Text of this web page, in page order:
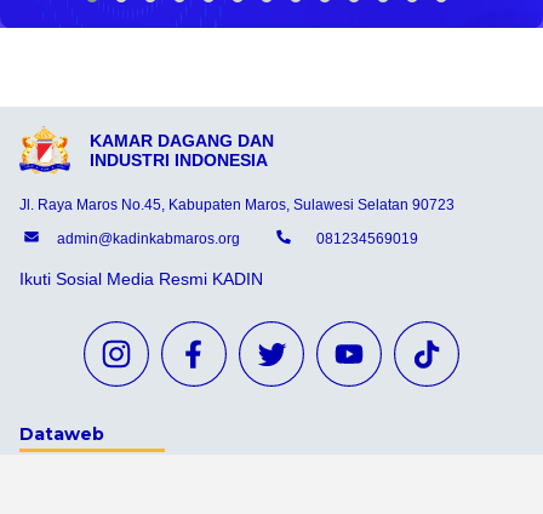
KAMAR DAGANG DAN
INDUSTRI INDONESIA
Jl. Raya Maros No.45, Kabupaten Maros, Sulawesi Selatan 90723
admin@kadinkabmaros.org
081234569019
Ikuti Sosial Media Resmi KADIN
Dataweb